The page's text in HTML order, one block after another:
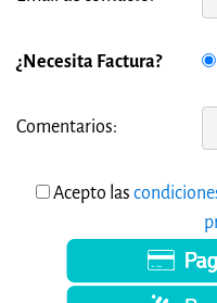
¿Necesita Factura?
Comentarios:
Acepto las